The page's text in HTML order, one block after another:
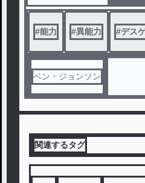
後の一
#能力 #異能力 #デス
ベン・ジョンソン
関連するタグ